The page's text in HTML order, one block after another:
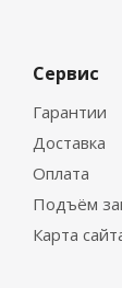
Сервис
Гарантии
Доставка
Оплата
Подъём
Карта